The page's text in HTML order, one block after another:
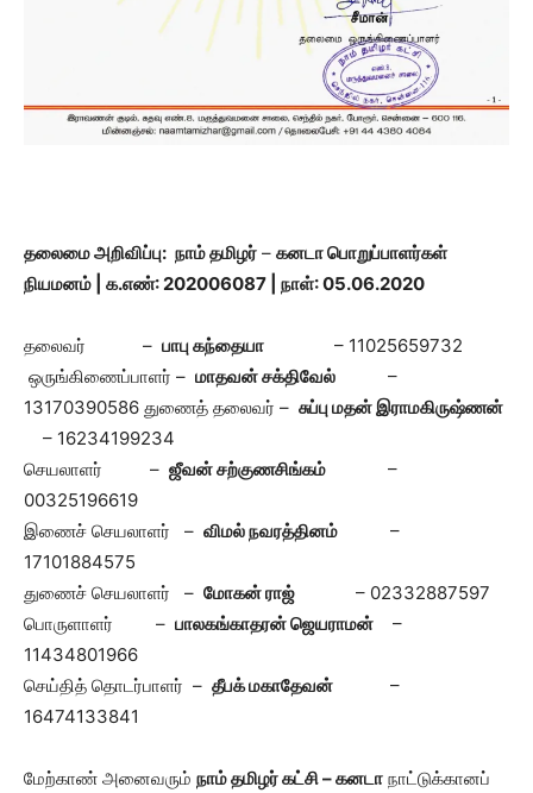
தலைமை அறிவிப்பு: நாம் தமிழர் – கனடா பொறுப்பாளர்கள்
நியமனம் | க.எண்: 202006087 | நாள்: 05.06.2020
தலைவர் – பாபு கந்தையா
– 11025659732
ஒருங்கிணைப்பாளர் – மாதவன் சக்திவேல் –
13170390586 துணைத் தலைவர் – சுப்பு மதன் இராமகிருஷ்ணன்
– 16234199234
செயலாளர் – ஜீவன் சற்குணசிங்கம்
–
00325196619
இணைச் செயலாளர் – விமல் நவரத்தினம் –
17101884575
துணைச் செயலாளர் – மோகன் ராஜ்
– 02332887597
பொருளாளர் – பாலகங்காதரன் ஜெயராமன் –
11434801966
செய்தித் தொடர்பாளர் – தீபக் மகாதேவன் –
16474133841
மேற்காண் அனைவரும் நாம் தமிழர் கட்சி – கனடா நாட்டுக்கானப்